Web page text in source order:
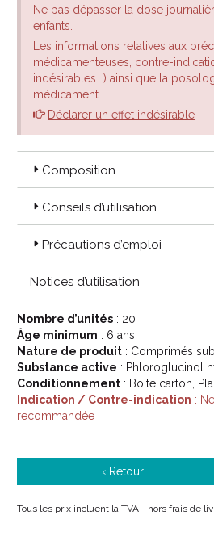
Ne pas dépasser la dose
enfants.
Les informations relatives aux
médicamenteuses, contre-
indésirables...) ainsi que la
médicament.
Déclarer un effet indésirable
Composition
Conseils d’utilisation
Précautions d’emploi
Notices d’utilisation
Nombre d’unités : 20
Âge minimum : 6 ans
Nature de produit : Comprimés
Substance active : Phloroglucinol
Conditionnement : Boite carton,
Indication / Contre-indication :
recommandée
‹ Retour
Tous les prix incluent la TVA - hors frais de